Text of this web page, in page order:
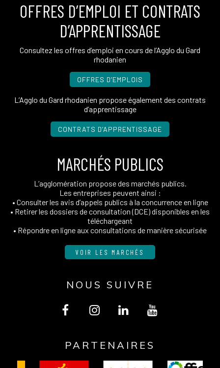
OFFRES D’EMPLOI ET CONTRATS
D’APPRENTISSAGE
Consultez les offres d’emploi en cours de l’Agglo du Gard
rhodanien
OFFRES D’EMPLOIS
L’Agglo du Gard rhodanien propose également des contrats
d’apprentissage
CONTRATS D’APPRENTISSAGE
MARCHÉS PUBLICS
L’agglomération propose des marchés publics.
Les entreprises peuvent ainsi :
• Consulter les avis d’appels publics à la concurrence en ligne
• Retirer les dossiers de consultation (DCE) disponibles en les
téléchargeant
• Répondre en ligne aux consultations de manière sécurisée
VOIR LES MARCHÉS
NOUS SUIVRE
vers
le
vers vers
le
vers
la
PARTENAIRES